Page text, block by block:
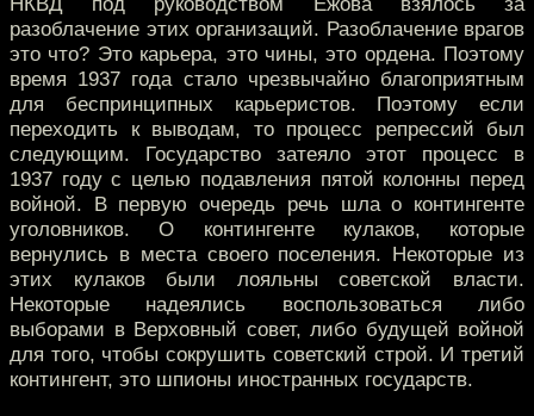
разоблачение этих организаций. Разоблачение врагов
это что? Это карьера, это чины, это ордена. Поэтому
время 1937 года стало чрезвычайно благоприятным
для беспринципных карьеристов. Поэтому если
переходить к выводам, то процесс репрессий был
следующим. Государство затеяло этот процесс в
1937 году с целью подавления пятой колонны перед
войной. В первую очередь речь шла о контингенте
уголовников. О контингенте кулаков, которые
вернулись в места своего поселения. Некоторые из
этих кулаков были лояльны советской власти.
Некоторые надеялись воспользоваться либо
выборами в Верховный совет, либо будущей войной
для того, чтобы сокрушить советский строй. И третий
контингент, это шпионы иностранных государств.